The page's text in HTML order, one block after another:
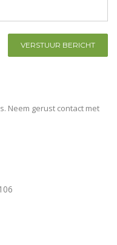
Neem gerust contact met